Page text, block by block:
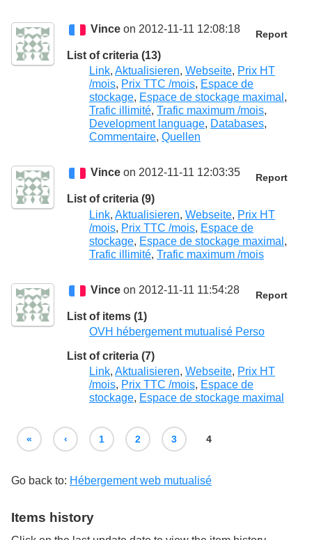
Vince on 2012-11-11 12:08:18 Report
List of criteria (13)
Link, Aktualisieren, Webseite, Prix HT
/mois, Prix TTC /mois, Espace de
stockage, Espace de stockage maximal ,
Trafic illimité, Trafic maximum /mois,
Development language, Databases,
Commentaire, Quellen
Vince on 2012-11-11 12:03:35 Report
List of criteria (9)
Link, Aktualisieren, Webseite, Prix HT
/mois, Prix TTC /mois, Espace de
stockage, Espace de stockage maximal ,
Trafic illimité, Trafic maximum /mois
Vince on 2012-11-11 11:54:28 Report
List of items (1)
OVH hébergement mutualisé Perso
List of criteria (7)
Link, Aktualisieren, Webseite, Prix HT
/mois, Prix TTC /mois, Espace de
stockage, Espace de stockage maximal
« ‹ 1 2 3 4
Go back to: Hébergement web mutualisé
Items history